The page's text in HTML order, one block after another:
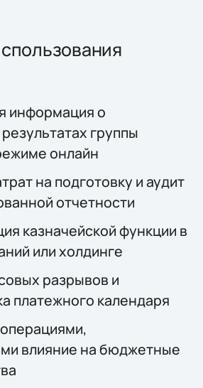
информация о
группы
онлайн
на подготовку и аудит
отчетности
казначейской функции в
или холдинге
разрывов и
платежного календаря
влияние на бюджетные